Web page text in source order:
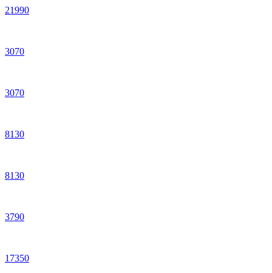
21990
3070
3070
8130
8130
3790
17350